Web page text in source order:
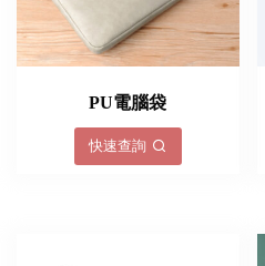
PU電腦袋
快速查詢